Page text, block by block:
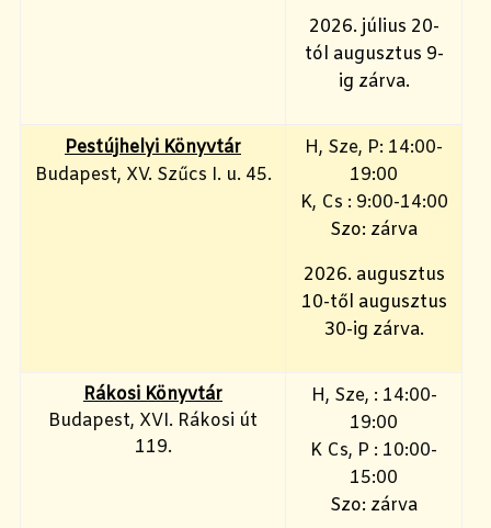
2026. július 20-
tól augusztus 9-
ig zárva.
Pestújhelyi Könyvtár
Budapest, XV. Szűcs I. u. 45.
H, Sze, P: 14:00-
19:00
K, Cs : 9:00-14:00
Szo: zárva
2026. augusztus
10-től augusztus
30-ig zárva.
Rákosi Könyvtár
Budapest, XVI. Rákosi út
119.
H, Sze, : 14:00-
19:00
K Cs, P : 10:00-
15:00
Szo: zárva